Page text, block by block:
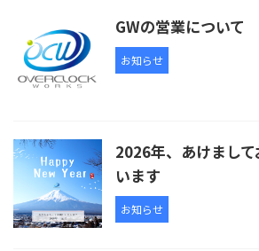
GWの営業について
お知らせ
2026年、あけまし
います
お知らせ